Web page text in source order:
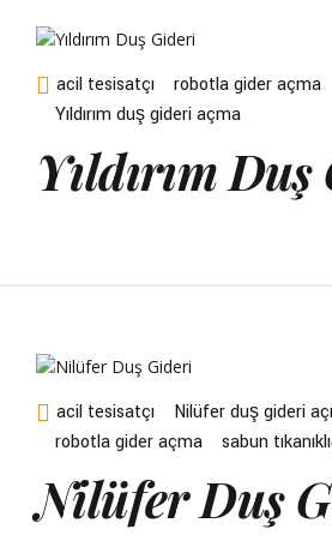
acil tesisatçı robotla gider açma
Yıldırım duş gideri açma
Yıldırım
acil tesisatçı
Nilüfer duş gideri
robotla gider açma
sabun
Nilüfer Duş